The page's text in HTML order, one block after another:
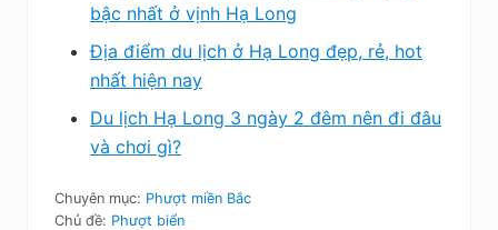
bậc nhất ở vịnh Hạ Long
Địa điểm du lịch ở Hạ Long đẹp, rẻ, hot
nhất hiện nay
Du lịch Hạ Long 3 ngày 2 đêm nên đi đâu
và chơi gì?
Chuyên mục: Phượt miền Bắc
Chủ đề: Phượt biển